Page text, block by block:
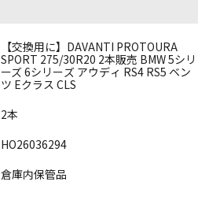
【交換用に】DAVANTI PROTOURA
SPORT 275/30R20 2本販売 BMW 5シリ
ーズ 6シリーズ アウディ RS4 RS5 ベン
ツ Eクラス CLS
2本
HO26036294
倉庫内保管品